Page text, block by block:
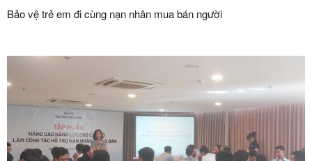
Bảo vệ trẻ em đi cùng nạn nhân mua bán người